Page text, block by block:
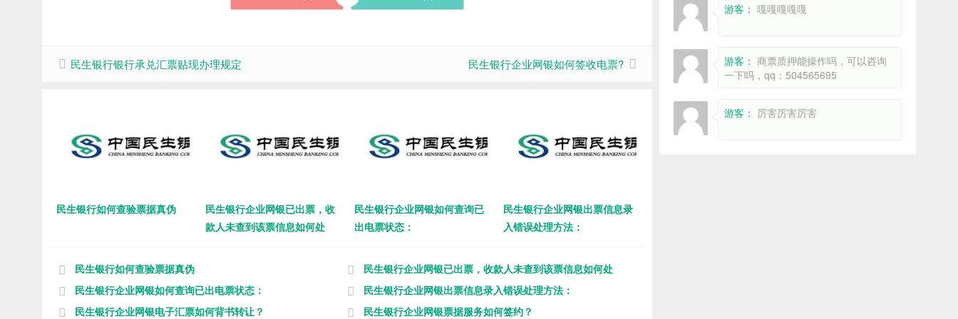
民生银行银行承兑汇票贴现办理规定 民生银行企业网银如何签收电票?
民生银行如何查验票据真伪
民生银行企业网银已出票，收
款人未查到该票信息如何处
民生银行企业网银如何查询已
出电票状态：
民生银行企业网银出票信息录
入错误处理方法：
民生银行如何查验票据真伪
民生银行企业网银已出票，收款人未查到该票信息如何处
理?
民生银行企业网银如何查询已出电票状态：
民生银行企业网银出票信息录入错误处理方法：
民生银行企业网银电子汇票如何背书转让？
民生银行企业网银票据服务如何签约？
游客： 嘎嘎嘎嘎嘎
游客： 商票质押能操作吗，可以咨询
一下吗，qq：504565695
游客： 厉害厉害厉害